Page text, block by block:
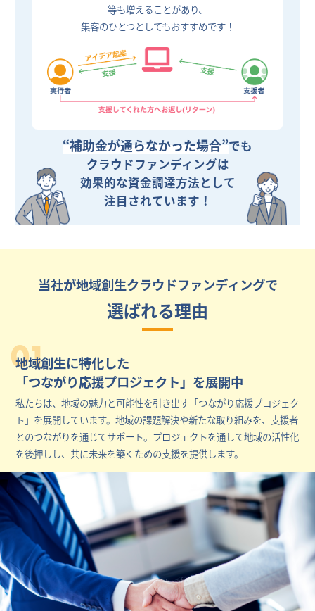
等も増えることがあり、
集客のひとつとしてもおすすめです！
“補助金が通らなかった場合”でも
クラウドファンディングは
効果的な資金調達方法として
注目されています！
当社が地域創生クラウドファンディングで
選ばれる理由
01
地域創生に特化した
「つながり応援プロジェクト」を展開中
私たちは、地域の魅力と可能性を引き出す「つながり応援プロジェク
ト」を展開しています。地域の課題解決や新たな取り組みを、支援者
とのつながりを通じてサポート。プロジェクトを通して地域の活性化
を後押しし、共に未来を築くための支援を提供します。